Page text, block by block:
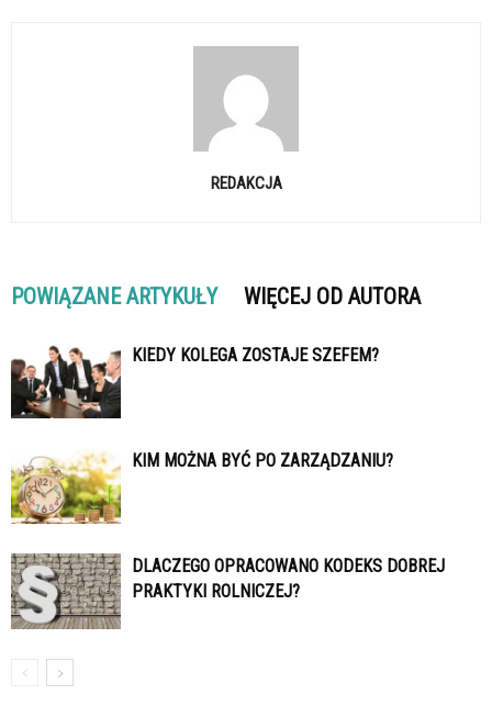
REDAKCJA
POWIĄZANE ARTYKUŁY WIĘCEJ OD AUTORA
KIEDY KOLEGA ZOSTAJE SZEFEM?
KIM MOŻNA BYĆ PO ZARZĄDZANIU?
DLACZEGO OPRACOWANO KODEKS DOBREJ
PRAKTYKI ROLNICZEJ?